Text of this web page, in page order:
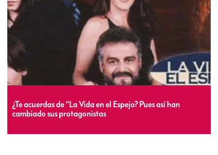
¿Te acuerdas de “La Vida en el Espejo? Pues así han
cambiado sus protagonistas